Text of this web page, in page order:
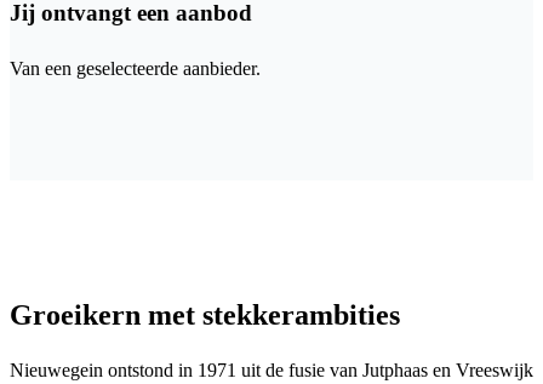
Jij ontvangt een aanbod
Van een geselecteerde aanbieder.
Groeikern met stekkerambities
Nieuwegein ontstond in 1971 uit de fusie van Jutphaas en Vreeswijk